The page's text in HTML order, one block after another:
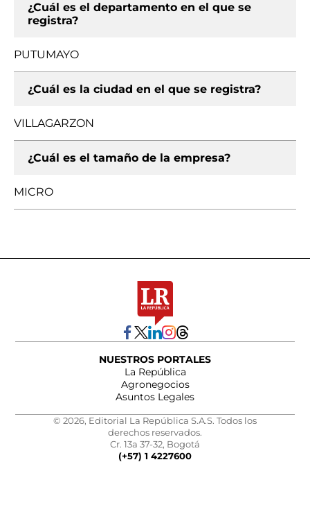
¿Cuál es el departamento en el que se
registra?
PUTUMAYO
¿Cuál es la ciudad en el que se registra?
VILLAGARZON
¿Cuál es el tamaño de la empresa?
MICRO
NUESTROS PORTALES
La República
Agronegocios
Asuntos Legales
© 2026, Editorial La República S.A.S. Todos los
derechos reservados.
Cr. 13a 37-32, Bogotá
(+57) 1 4227600